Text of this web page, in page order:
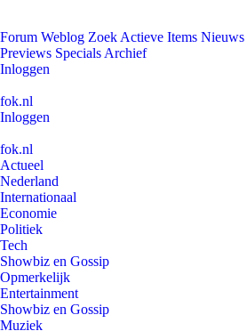
Forum Weblog Zoek Actieve Items Nieuws
Previews Specials Archief
Inloggen
fok.nl
Inloggen
fok.nl
Actueel
Nederland
Internationaal
Economie
Politiek
Tech
Showbiz en Gossip
Opmerkelijk
Entertainment
Showbiz en Gossip
Muziek